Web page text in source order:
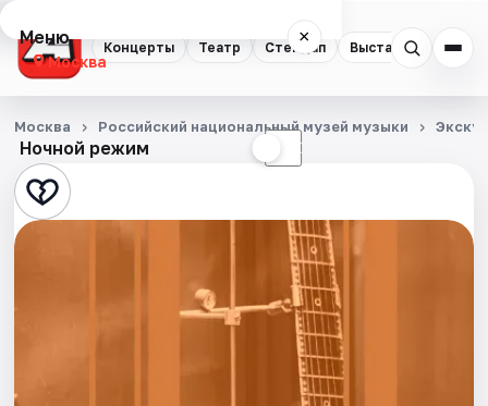
Концерты Театр Стендап Выставки
Меню ×
Москва
Концерты
Театр
Стендап
Ночной режим ☾
Москва Российский национальный музей музыки